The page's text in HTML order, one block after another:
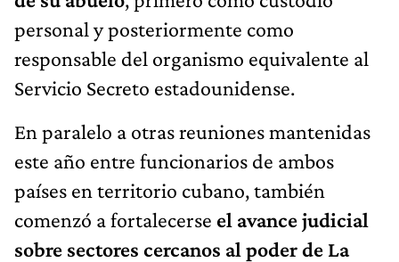
personal y posteriormente como
responsable del organismo equivalente al
Servicio Secreto estadounidense.
En paralelo a otras reuniones mantenidas
este año entre funcionarios de ambos
países en territorio cubano, también
comenzó a fortalecerse el avance judicial
sobre sectores cercanos al poder de La